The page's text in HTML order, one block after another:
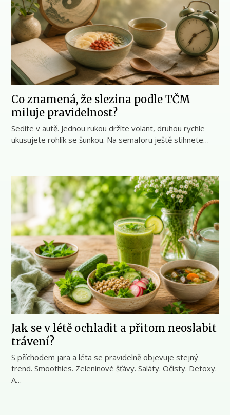
Co znamená, že slezina podle TČM
miluje pravidelnost?
Sedíte v autě. Jednou rukou držíte volant, druhou rychle
ukusujete rohlík se šunkou. Na semaforu ještě stihnete…
Jak se v létě ochladit a přitom neoslabit
trávení?
S příchodem jara a léta se pravidelně objevuje stejný
trend. Smoothies. Zeleninové šťávy. Saláty. Očisty. Detoxy.
A…